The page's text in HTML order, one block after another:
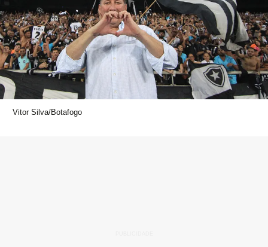
Vitor Silva/Botafogo